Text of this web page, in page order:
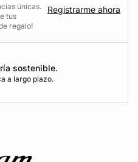
únicas.
tus
regalo!
Registrarme ahora
sostenible.
a largo plazo.